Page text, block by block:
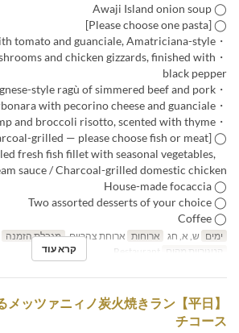
◯ Awaji Island onion soup
◯ [Please choose one pasta]
・Spaghetti with tomato and guanciale, Amatriciana-style
and chicken gizzards, finished with
black pepper
・Spaghetti with Bolognese-style ragù of simmered beef and pork
・Spaghetti carbonara with pecorino cheese and guanciale
・Shrimp and broccoli risotto, scented with thyme
◯ [Charcoal-grilled — please choose fish or meat]
fresh fish fillet with seasonal vegetables,
sauce / Charcoal-grilled domestic chicken
◯ House-made focaccia
◯ Two assorted desserts of your choice
◯ Coffee
ימים ש, א, חג ארוחות ארוחת צהריים מגבלת הזמנה
קטגוריית מקום
קרא עוד
めるメッツァニィノ炭火焼きラン
チコース